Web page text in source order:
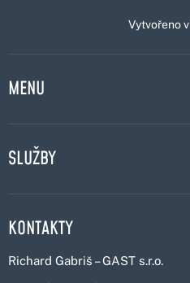
Vytvořeno v
MENU
SLUŽBY
KONTAKTY
Richard Gabriš – GAST s.r.o.